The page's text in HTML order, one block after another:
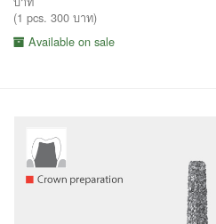
(1 pcs. 300 บาท)
Available on sale